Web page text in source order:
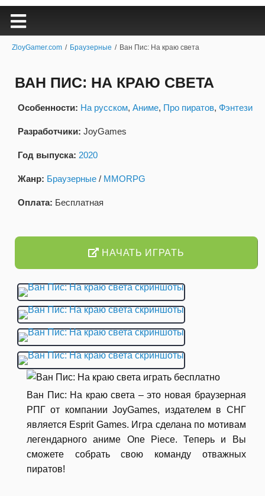
ZloyGamer.com / Браузерные / Ван Пис: На краю света
ВАН ПИС: НА КРАЮ СВЕТА
Особенности: На русском, Аниме, Про пиратов, Фэнтези
Разработчики: JoyGames
Год выпуска: 2020
Жанр: Браузерные / MMORPG
Оплата: Бесплатная
НАЧАТЬ ИГРАТЬ
Ван Пис: На краю света – это новая браузерная
РПГ от компании JoyGames, издателем в СНГ
является Esprit Games. Игра сделана по мотивам
легендарного аниме One Piece. Теперь и Вы
сможете собрать свою команду отважных
пиратов!